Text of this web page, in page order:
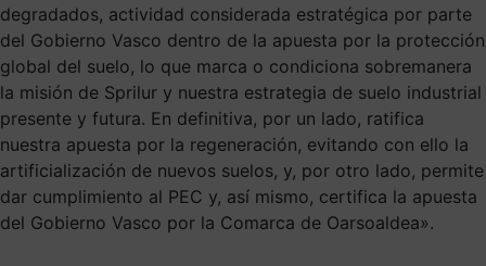
degradados, actividad considerada estratégica por parte
del Gobierno Vasco dentro de la apuesta por la protección
global del suelo, lo que marca o condiciona sobremanera
la misión de Sprilur y nuestra estrategia de suelo industrial
presente y futura. En definitiva, por un lado, ratifica
nuestra apuesta por la regeneración, evitando con ello la
artificialización de nuevos suelos, y, por otro lado, permite
dar cumplimiento al PEC y, así mismo, certifica la apuesta
del Gobierno Vasco por la Comarca de Oarsoaldea».